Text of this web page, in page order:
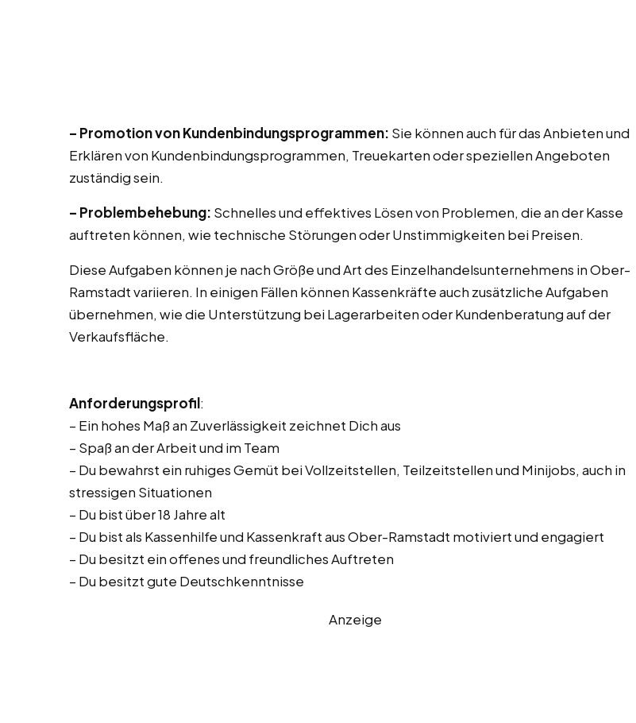
– Promotion von Kundenbindungsprogrammen: Sie können auch für das Anbieten und
Erklären von Kundenbindungsprogrammen, Treuekarten oder speziellen Angeboten
zuständig sein.
– Problembehebung: Schnelles und effektives Lösen von Problemen, die an der Kasse
auftreten können, wie technische Störungen oder Unstimmigkeiten bei Preisen.
Diese Aufgaben können je nach Größe und Art des Einzelhandelsunternehmens in Ober-
Ramstadt variieren. In einigen Fällen können Kassenkräfte auch zusätzliche Aufgaben
übernehmen, wie die Unterstützung bei Lagerarbeiten oder Kundenberatung auf der
Verkaufsfläche.
Anforderungsprofil:
– Ein hohes Maß an Zuverlässigkeit zeichnet Dich aus
– Spaß an der Arbeit und im Team
– Du bewahrst ein ruhiges Gemüt bei Vollzeitstellen, Teilzeitstellen und Minijobs, auch in
stressigen Situationen
– Du bist über 18 Jahre alt
– Du bist als Kassenhilfe und Kassenkraft aus Ober-Ramstadt motiviert und engagiert
– Du besitzt ein offenes und freundliches Auftreten
– Du besitzt gute Deutschkenntnisse
Anzeige